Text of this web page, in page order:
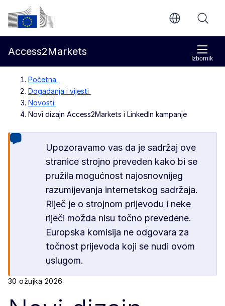
Prijeđi na glavni sadržaj
Europska komisija
Izbornik
Access2Markets
Početna
Događanja i vijesti
Novosti
Novi dizajn Access2Markets i LinkedIn kampanje
Upozoravamo vas da je sadržaj ove
stranice strojno preveden kako bi se
pružila mogućnost najosnovnijeg
razumijevanja internetskog sadržaja.
Riječ je o strojnom prijevodu i neke
riječi možda nisu točno prevedene.
Europska komisija ne odgovara za
točnost prijevoda koji se nudi ovom
uslugom.
30 ožujka 2026